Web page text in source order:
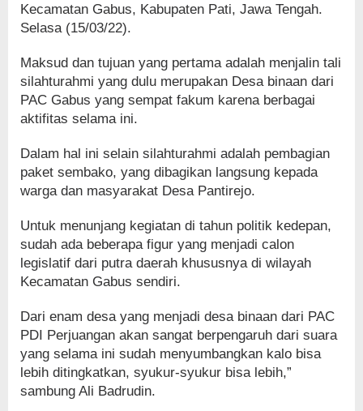
Kecamatan Gabus, Kabupaten Pati, Jawa Tengah.
Selasa (15/03/22).
Maksud dan tujuan yang pertama adalah menjalin tali
silahturahmi yang dulu merupakan Desa binaan dari
PAC Gabus yang sempat fakum karena berbagai
aktifitas selama ini.
Dalam hal ini selain silahturahmi adalah pembagian
paket sembako, yang dibagikan langsung kepada
warga dan masyarakat Desa Pantirejo.
Untuk menunjang kegiatan di tahun politik kedepan,
sudah ada beberapa figur yang menjadi calon
legislatif dari putra daerah khususnya di wilayah
Kecamatan Gabus sendiri.
Dari enam desa yang menjadi desa binaan dari PAC
PDI Perjuangan akan sangat berpengaruh dari suara
yang selama ini sudah menyumbangkan kalo bisa
lebih ditingkatkan, syukur-syukur bisa lebih,”
sambung Ali Badrudin.